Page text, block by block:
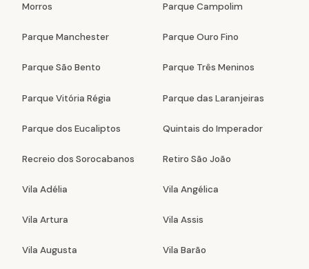
Morros Parque Campolim
Parque Manchester Parque Ouro Fino
Parque São Bento Parque Três Meninos
Parque Vitória Régia Parque das Laranjeiras
Parque dos Eucaliptos Quintais do Imperador
Recreio dos Sorocabanos Retiro São João
Vila Adélia Vila Angélica
Vila Artura Vila Assis
Vila Augusta Vila Barão